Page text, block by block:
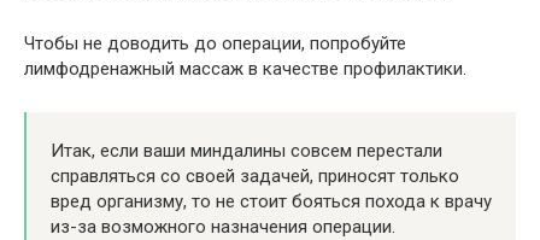
Чтобы не доводить до операции, попробуйте
лимфодренажный массаж в качестве профилактики.
Итак, если ваши миндалины совсем перестали
справляться со своей задачей, приносят только
вред организму, то не стоит бояться похода к врачу
из-за возможного назначения операции.